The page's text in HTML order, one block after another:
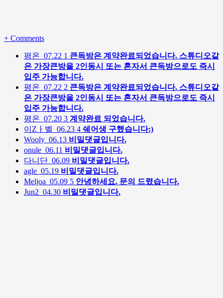
+ Comments
평온 07.22 1 큰독방은 계약완료되었습니다. 스튜디오같
은 가장큰방을 2인동시 또는 혼자서 큰독방으로도 즉시
입주 가능합니다.
평온 07.22 2 큰독방은 계약완료되었습니다. 스튜디오같
은 가장큰방을 2인동시 또는 혼자서 큰독방으로도 즉시
입주 가능합니다.
평온 07.20 3 계약완료 되었습니다.
이Zㅏ벨 06.23 4 쉐어생 구했습니다:)
Wooly 06.13 비밀댓글입니다.
onule 06.11 비밀댓글입니다.
다니단 06.09 비밀댓글입니다.
agle 05.19 비밀댓글입니다.
Meljoa 05.09 5 안녕하세요. 문의 드렸습니다.
Jun2 04.30 비밀댓글입니다.